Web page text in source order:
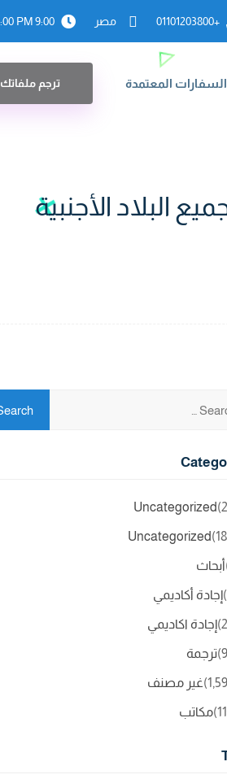
+01101203800 مصر 9:00 AM – 8:00 PM
السفارات المعتمدة ترجم ملفاتك
البلاد الأجنبية
Uncategorized
Uncategorized
أبحاث
إجادة أكاديمي
إجادة اكاديمي
ترجمة
غير مصنف
مكاتب